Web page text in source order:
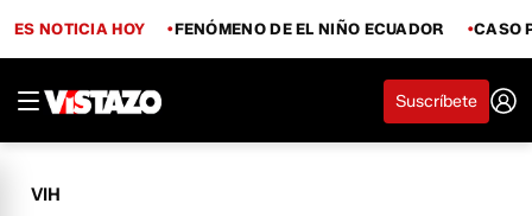
ES NOTICIA HOY FENÓMENO DE EL NIÑO ECUADOR CASO
Suscríbete
VIH